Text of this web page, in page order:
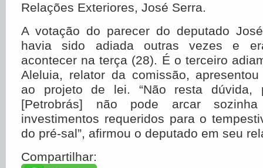
Relações Exteriores, José Serra.
A votação do parecer do deputado
havia sido adiada outras vezes e
acontecer na terça (28). É o terceiro
Aleluia, relator da comissão,
ao projeto de lei. “Não resta dúvida,
[Petrobrás] não pode arcar
investimentos requeridos para o
do pré-sal”, afirmou o deputado em seu
Compartilhar: